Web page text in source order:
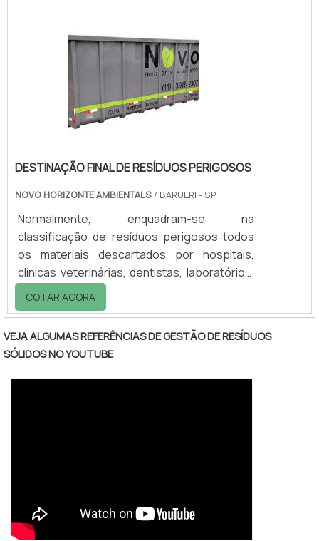
fundamental por ser aplicados em sistema
aquoso, sistema solvente com o auxílio de
um surfactante e em sistemas sem
solvente.INFORMAÇÕES ADICIONAIS SOBRE
O PRODUTOAbaixo, é.
DESTINAÇÃO FINAL DE RESÍDUOS PERIGOSOS
NOVO HORIZONTE AMBIENTALS / BARUERI - SP
Normalmente, enquadram-se na
classificação de resíduos perigosos todos
os materiais descartados por hospitais,
clínicas veterinárias, dentistas, laboratórios,
entre outros que possam apresentar
problemas de para o meio ambiente ou
infecção e contaminação em seres
humanos. Assim, a destinação final de
resíduos perigosos deve ser realizada de
maneira segura e correta.MAIS
COTAR AGORA
VEJA ALGUMAS REFERÊNCIAS DE GESTÃO DE RESÍDUOS
SÓLIDOS NO YOUTUBE